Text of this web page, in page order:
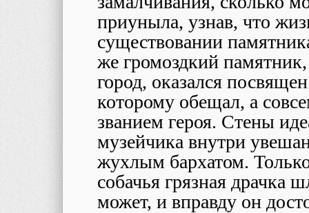
приуныла, узнав, что
существовании
же громоздкий
город, оказался
которому обещал, а
званием героя. Стены
музейчика внутри
жухлым бархатом.
собачья грязная драчка
может, и вправду он